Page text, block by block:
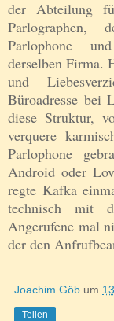
der Abteilung
Parlographen,
Parlophone
derselben Firma.
und
Büroadresse bei
diese Struktur,
verquere
Parlophone
Android oder
regte Kafka
technisch mit
Angerufene mal
der den
Joachim Göb um
Teilen